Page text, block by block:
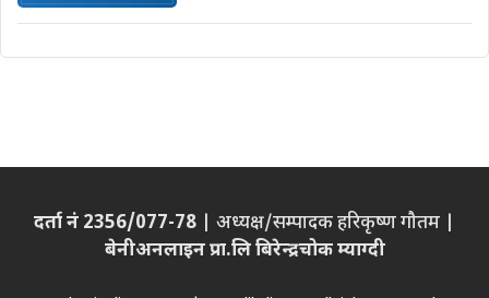
दर्ता नं 2356/077-78 | अध्यक्ष/सम्पादक हरिकृष्ण गौतम |
बेनीअनलाइन प्रा.लि बिरेन्द्रचोक म्याग्दी